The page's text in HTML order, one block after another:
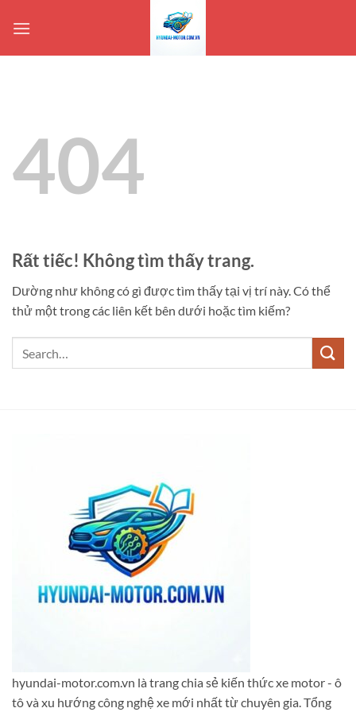
qua
404
Rất tiếc! Không tìm thấy trang.
Dường như không có gì được tìm thấy tại vị trí này. Có thể
thử một trong các liên kết bên dưới hoặc tìm kiếm?
hyundai-motor.com.vn là trang chia sẻ kiến thức xe motor - ô
tô và xu hướng công nghệ xe mới nhất từ chuyên gia. Tổng